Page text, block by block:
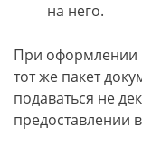
на него.
При оформлении
тот же пакет
подаваться не
предоставлении